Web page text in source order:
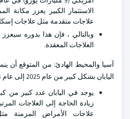
الاستثمار الكبير يعزز مكانة
علاجات متقدمة مثل علاجات
وبالتالي ، فإن هذا بدوره
العلاجات المعقدة.
آسيا والمحيط الهادئ: من المتوقع أن
اليابان بشكل كبير من عام 2025 إلى عام 2034.
يوجد في اليابان عدد كبير من
زيادة الحاجة إلى العلاجات
علاجات الأمراض المزمنة